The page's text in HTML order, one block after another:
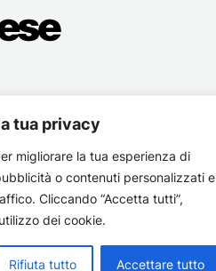
tua privacy
migliorare la tua esperienza di
o contenuti personalizzati e
Cliccando “Accetta tutti”,
dei cookie.
Rifiuta tutto Accettare tutto